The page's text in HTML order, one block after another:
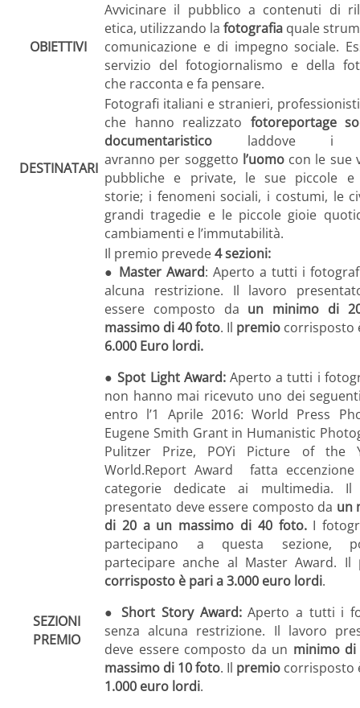
OBIETTIVI
Avvicinare il pubblico a contenuti di
etica, utilizzando la fotografia quale
comunicazione e di impegno sociale.
servizio del fotogiornalismo e della
che racconta e fa pensare.
DESTINATARI
Fotografi italiani e stranieri,
che hanno realizzato fotoreportage
documentaristico laddove i
avranno per soggetto l’uomocon le sue
pubbliche e private, le sue piccole e
storie; i fenomeni sociali, i costumi, le
grandi tragedie e le piccole gioie
cambiamenti e l’immutabilità.
SEZIONI
PREMIO
Il premio prevede4 sezioni:
● Master Award: Aperto a tutti i
alcuna restrizione. Il lavoro
essere composto da un minimo di
massimo di 40 foto. Il premio corrisposto
6.000 Euro lordi.
●Spot Light Award:Aperto a tutti i
non hanno mai ricevuto uno dei
entro l’1 Aprile 2016: World Press
Eugene Smith Grant in Humanistic
Pulitzer Prize, POYi Picture of the
World.Report Award fatta
categorie dedicate ai multimedia. Il
presentato deve essere composto da un
di 20 a un massimo di 40 foto.I
partecipano a questa sezione,
partecipare anche al Master Award. Il
corrisposto è pari a 3.000 euro lordi.
●Short Story Award:Aperto a tutti i
senza alcuna restrizione. Il lavoro
deve essere composto da un minimo
massimo di 10 foto. Il premio corrisposto
1.000 euro lordi.